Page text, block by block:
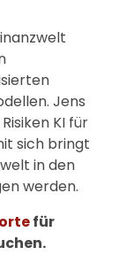
Jens
KI für
sich bringt
in den
werden.
für